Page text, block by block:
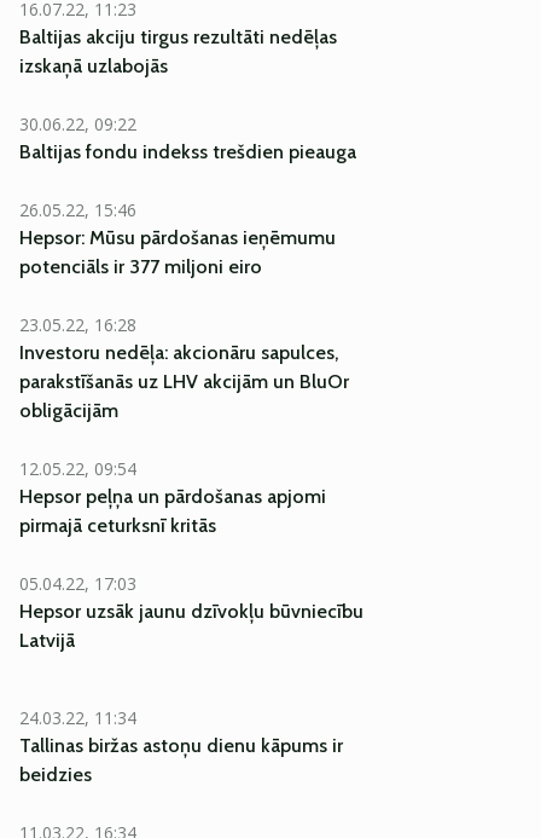
16.07.22, 11:23
Baltijas akciju tirgus rezultāti nedēļas
izskaņā uzlabojās
30.06.22, 09:22
Baltijas fondu indekss trešdien pieauga
26.05.22, 15:46
Hepsor: Mūsu pārdošanas ieņēmumu
potenciāls ir 377 miljoni eiro
23.05.22, 16:28
Investoru nedēļa: akcionāru sapulces,
parakstīšanās uz LHV akcijām un BluOr
obligācijām
12.05.22, 09:54
Hepsor peļņa un pārdošanas apjomi
pirmajā ceturksnī kritās
05.04.22, 17:03
Hepsor uzsāk jaunu dzīvokļu būvniecību
Latvijā
24.03.22, 11:34
Tallinas biržas astoņu dienu kāpums ir
beidzies
11.03.22, 16:34